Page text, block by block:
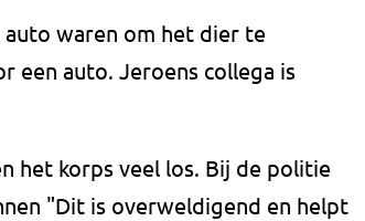
waren om het dier te
een auto. Jeroens collega is
het korps veel los. Bij de politie
"Dit is overweldigend en helpt